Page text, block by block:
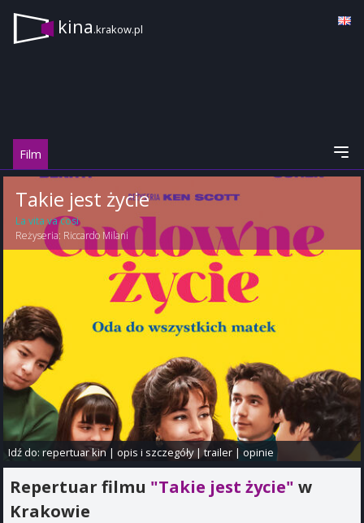
kina.krakow.pl
Film
Takie jest życie
La vita va cosi
Reżyseria: Riccardo Milani
Idź do:repertuar kin|opis i szczegóły|trailer |opinie
Repertuar filmu "Takie jest życie" w
Krakowie